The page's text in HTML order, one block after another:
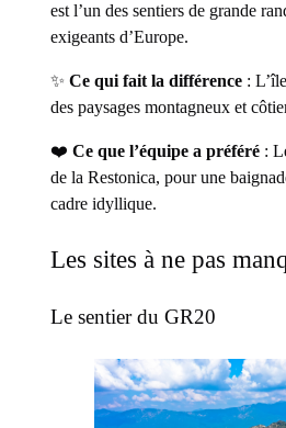
est l’un des sentiers de grande
exigeants d’Europe.
✨Ce qui fait la différence :
des paysages montagneux et
❤️Ce que l’équipe a préféré :
de la Restonica, pour une
cadre idyllique.
Les sites à ne pas
Le sentier du GR20